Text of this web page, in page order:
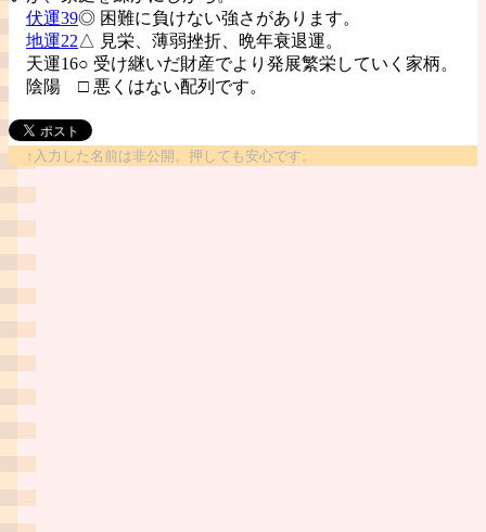
伏運39◎ 困難に負けない強さがあります。
地運22△ 見栄、薄弱挫折、晩年衰退運。
天運16○ 受け継いだ財産でより発展繁栄していく家柄。
陰陽 □ 悪くはない配列です。
↑入力した名前は非公開。押しても安心です。